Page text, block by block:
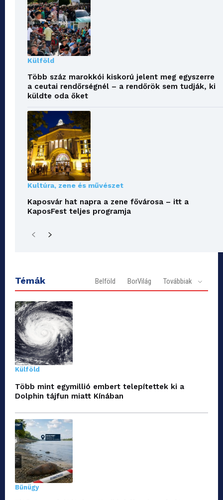
Külföld
Több száz marokkói kiskorú jelent meg egyszerre
a ceutai rendőrségnél – a rendőrök sem tudják, ki
küldte oda őket
Kultúra, zene és művészet
Kaposvár hat napra a zene fővárosa – itt a
KaposFest teljes programja
Témák Belföld BorVilág Továbbiak
Külföld
Több mint egymillió embert telepítettek ki a
Dolphin tájfun miatt Kínában
Bűnügy